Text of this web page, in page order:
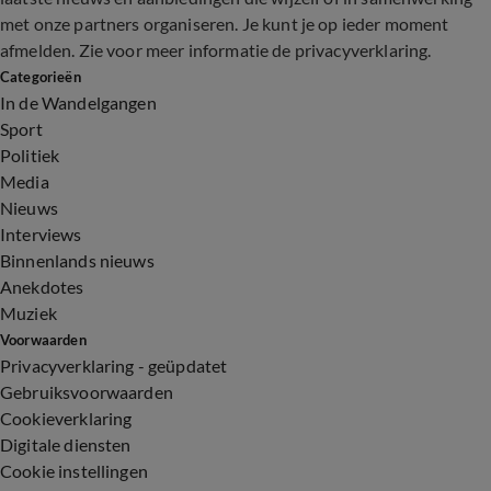
met onze partners organiseren. Je kunt je op ieder moment
afmelden. Zie voor meer informatie de privacyverklaring.
Categorieën
In de Wandelgangen
Sport
Politiek
Media
Nieuws
Interviews
Binnenlands nieuws
Anekdotes
Muziek
Voorwaarden
Privacyverklaring - geüpdatet
Gebruiksvoorwaarden
Cookieverklaring
Digitale diensten
Cookie instellingen